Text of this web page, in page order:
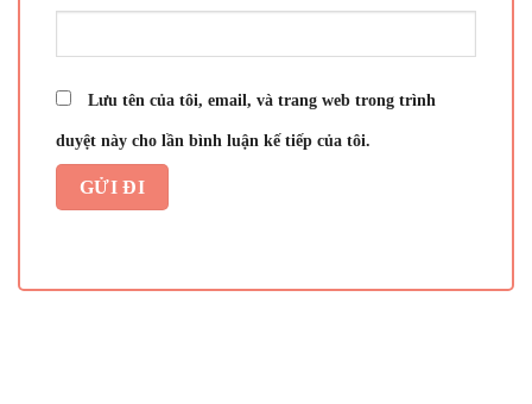
Lưu tên của tôi, email, và trang web trong trình
duyệt này cho lần bình luận kế tiếp của tôi.